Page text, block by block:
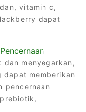
vitamin c,
dapat
dan menyegarkan,
memberikan
pencernaan